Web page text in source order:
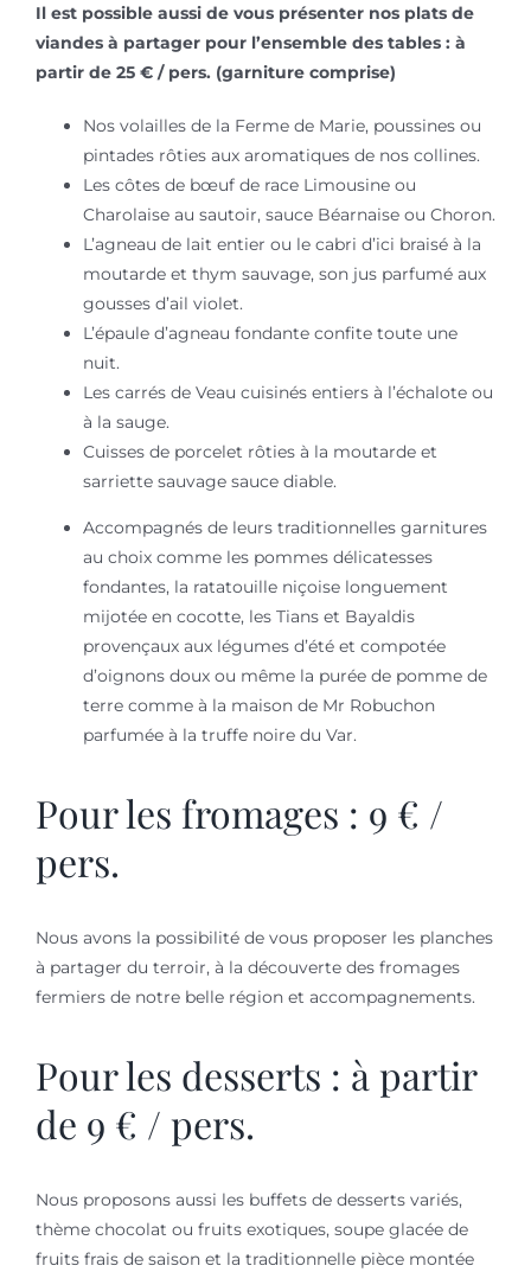
Il est possible aussi de vous présenter nos plats de
viandes à partager pour l’ensemble des tables : à
partir de 25 € / pers. (garniture comprise)
Nos volailles de la Ferme de Marie, poussines ou
pintades rôties aux aromatiques de nos collines.
Les côtes de bœuf de race Limousine ou
Charolaise au sautoir, sauce Béarnaise ou Choron.
L’agneau de lait entier ou le cabri d’ici braisé à la
moutarde et thym sauvage, son jus parfumé aux
gousses d’ail violet.
L’épaule d’agneau fondante confite toute une
nuit.
Les carrés de Veau cuisinés entiers à l’échalote ou
à la sauge.
Cuisses de porcelet rôties à la moutarde et
sarriette sauvage sauce diable.
Accompagnés de leurs traditionnelles garnitures
au choix comme les pommes délicatesses
fondantes, la ratatouille niçoise longuement
mijotée en cocotte, les Tians et Bayaldis
provençaux aux légumes d’été et compotée
d’oignons doux ou même la purée de pomme de
terre comme à la maison de Mr Robuchon
parfumée à la truffe noire du Var.
Pour les fromages : 9 € /
pers.
Nous avons la possibilité de vous proposer les planches
à partager du terroir, à la découverte des fromages
fermiers de notre belle région et accompagnements.
Pour les desserts : à partir
de 9 € / pers.
Nous proposons aussi les buffets de desserts variés,
thème chocolat ou fruits exotiques, soupe glacée de
fruits frais de saison et la traditionnelle pièce montée